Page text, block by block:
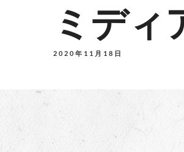
ミディ
2020年11月18日